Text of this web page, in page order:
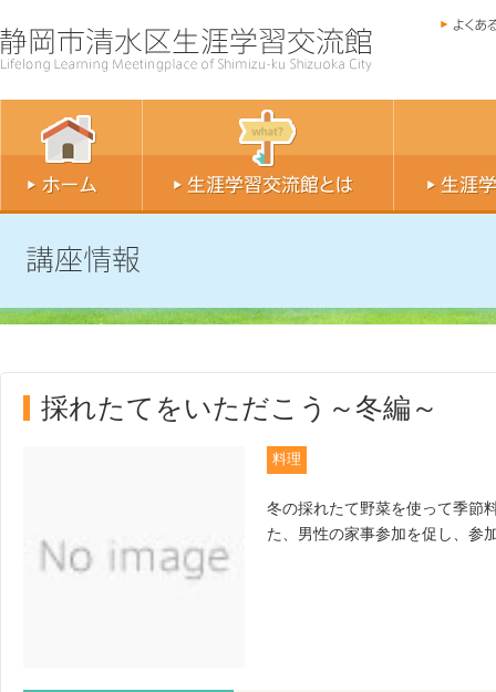
採れたてをいただこう～冬編～
料理
冬の採れたて野菜を使って季節
た、男性の家事参加を促し、参